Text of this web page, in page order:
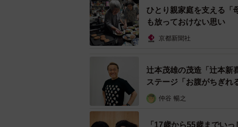
ひとり親家庭を支える
も放っておけない思い
京都新聞社
辻本茂雄の茂造「辻本
ステージ「お腹がちぎれ
仲谷 暢之
「17歳から55歳までい